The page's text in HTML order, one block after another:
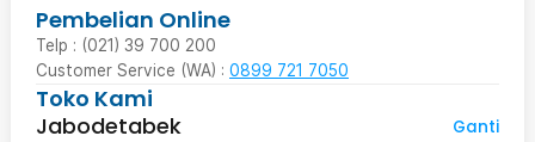
Pembelian Online
Telp : (021) 39 700 200
Customer Service (WA) : 0899 721 7050
Toko Kami
Jabodetabek
Ganti